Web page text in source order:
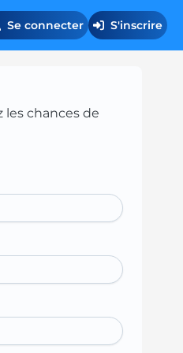
Se connecter S'inscrire
chances de